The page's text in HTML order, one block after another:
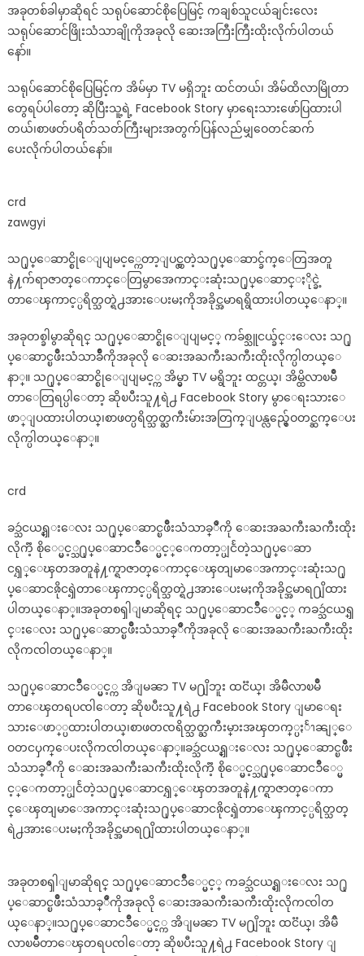
ငယ်
ချင်း
သာ
ချို
ကို
တဲ့
သရုပ်ဆောင်
စို
ပြေ
မြင့်..
အခုတစ်ခါမှာဆိုရင် သရုပ်ဆောင်စိုပြေမြင့် ကချစ်သူငယ်ချင်းလေး
သရုပ်ဆောင်ဖြိုးသံသာချိုကိုအခုလို ဆေးအကြီးကြီးထိုးလိုက်ပါတယ်
နော်။
သရုပ်ဆောင်စိုပြေမြင့်က အိမ်မှာ TV မရှိဘူး ထင်တယ်၊ အိမ်ထိလာမြိုတာ
တွေရပ်ပါတော့ ဆိုပြီးသူ့ရဲ့ Facebook Story မှာရေးသားဖော်ပြထားပါ
တယ်၊စာဖတ်ပရိတ်သတ်ကြီးများအတွက်ပြန်လည်မျှဝေတင်ဆက်
ပေးလိုက်ပါတယ်နော်။
crd
zawgyi
သ႐ုပ္ေဆာင္စိုေျပျမင့္ကေတာ့ျပင္လွတဲ့သ႐ုပ္ေဆာင္ခ်က္ေတြအတူ
နဲ႔က်ရာဇာတ္ေကာင္ေတြမွာအေကာင္းဆုံးသ႐ုပ္ေဆာင္ႏိုင္ခဲ့
တာေၾကာင့္ပရိတ္သတ္ရဲ႕အားေပးမႈကိုအခိုင္အမာရရွိထားပါတယ္ေနာ္။
အခုတစ္ခါမွာဆိုရင္ သ႐ုပ္ေဆာင္စိုေျပျမင့္ ကခ်စ္သူငယ္ခ်င္းေလး သ႐ု
ပ္ေဆာင္ၿဖိဳးသံသာခ်ိဳကိုအခုလို ေဆးအႀကီးႀကီးထိုးလိုက္ပါတယ္ေ
နာ္။ သ႐ုပ္ေဆာင္စိုေျပျမင့္က အိမ္မွာ TV မရွိဘူး ထင္တယ္၊ အိမ္ထိလာၿမိဳ
တာေတြရပ္ပါေတာ့ ဆိုၿပီးသူ႔ရဲ႕ Facebook Story မွာေရးသားေ
ဖာ္ျပထားပါတယ္၊စာဖတ္ပရိတ္သတ္ႀကီးမ်ားအတြက္ျပန္လည္မွ်ေဝတင္ဆက္ေပး
လိုက္ပါတယ္ေနာ္။
crd
ခၥ္သဴငယၡ္င္းေလး သ႐ုပ္ေဆာင္ၿဖိဳးသံသာခ္ိဳကို ေဆးအႀကီးႀကီးထိုး
လိုကၱဲ့ စိုေ္ပ္မင့္သ႐ုပ္ေဆာငၥိဳေ္ပ္မင့္ေကတာ့္ပျငႅတဲ့သ႐ုပ္ေဆာ
ငၡၠ္ေၾတအတူနဲ႔က္ရာဇာတ္ေကာင္ေၾတျမာေအကာင္းဆုံးသ႐ု
ပ္ေဆာငၷိုငၡဲ့တာေၾကာင့္ပရိတ္သတ္ရဲ႕အားေပးမႈကိုအခိုင္အမာရ႐ျိထား
ပါတယ္ေနာ္။အခုတစၡါျမာဆိုရင္ သ႐ုပ္ေဆာငၥိဳေ္ပ္မင့္ ကခၥ္သဴငယၡ္
င္းေလး သ႐ုပ္ေဆာင္ၿဖိဳးသံသာခ္ိဳကိုအခုလို ေဆးအႀကီးႀကီးထိုး
လိုကၸါတယ္ေနာ္။
သ႐ုပ္ေဆာငၥိဳေ္ပ္မင့္က အိျမၼာ TV မ႐ျိဘူး ထငၱယ္၊ အိမၳိလာၿမိဳ
တာေၾတရပၸါေတာ့ ဆိုၿပီးသူ႔ရဲ႕ Facebook Story ျမာေရး
သားေဖာ္္ပထားပါတယ္၊စာဖတၸရိတ္သတ္ႀကီးမ္ားအၾတက္္ပႏႅၫၼျ္ေ
ဝတငၦက္ေပးလိုကၸါတယ္ေနာ္။ခၥ္သဴငယၡ္င္းေလး သ႐ုပ္ေဆာင္ၿဖိဳး
သံသာခ္ိဳကို ေဆးအႀကီးႀကီးထိုးလိုကၱဲ့ စိုေ္ပ္မင့္သ႐ုပ္ေဆာငၥိဳေ္ပ္မ
င့္ေကတာ့္ပျငႅတဲ့သ႐ုပ္ေဆာငၡၠ္ေၾတအတူနဲ႔က္ရာဇာတ္ေကာ
င္ေၾတျမာေအကာင္းဆုံးသ႐ုပ္ေဆာငၷိုငၡဲ့တာေၾကာင့္ပရိတ္သတ္
ရဲ႕အားေပးမႈကိုအခိုင္အမာရ႐ျိထားပါတယ္ေနာ္။
အခုတစၡါျမာဆိုရင္ သ႐ုပ္ေဆာငၥိဳေ္ပ္မင့္ ကခၥ္သဴငယၡ္င္းေလး သ႐ု
ပ္ေဆာင္ၿဖိဳးသံသာခ္ိဳကိုအခုလို ေဆးအႀကီးႀကီးထိုးလိုကၸါတ
ယ္ေနာ္။သ႐ုပ္ေဆာငၥိဳေ္ပ္မင့္က အိျမၼာ TV မ႐ျိဘူး ထငၱယ္၊ အိမၳိ
လာၿမိဳတာေၾတရပၸါေတာ့ ဆိုၿပီးသူ႔ရဲ႕ Facebook Story ျ